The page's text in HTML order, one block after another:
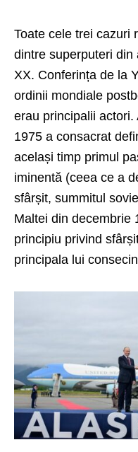
Toate cele trei cazuri
dintre superputeri din
XX. Conferința de la
ordinii mondiale
erau principalii
1975 a consacrat
același timp primul
iminentă (ceea ce a
sfârșit, summitul
Maltei din decembrie
principiu privind
principala lui